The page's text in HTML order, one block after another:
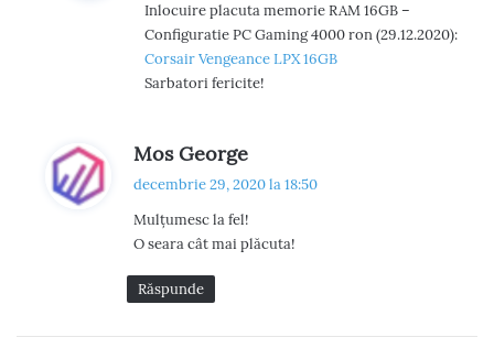
n
e
:
Inlocuire placuta memorie RAM 16GB –
Configuratie PC Gaming 4000 ron (29.12.2020):
Corsair Vengeance LPX 16GB
Sarbatori fericite!
Mos George
p
e
decembrie 29, 2020 la 18:50
Mulțumesc la fel!
O seara cât mai plăcuta!
Răspunde